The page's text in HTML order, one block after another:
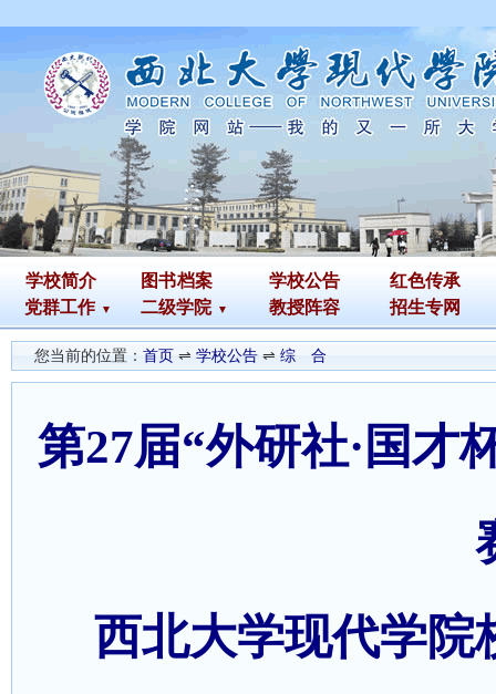
学校简介 图书档案 学校公告
红色传承
党群工作
二级学院 教授阵容 招生专网
您当前的位置： 首页 ⇌ 学校公告 ⇌ 综 合
第27届“外研社·国才
西北大学现代学院